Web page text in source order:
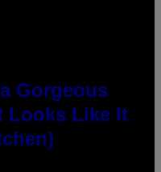
Gorgeous
Looks Like It